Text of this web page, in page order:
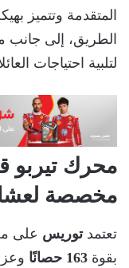
المتقدمة وتتميز
الطريق، إلى
لتلبية احتياجات
محرك تيربو
مخصصة
تعتمدتوريس على
بقوة 163 حصانًا